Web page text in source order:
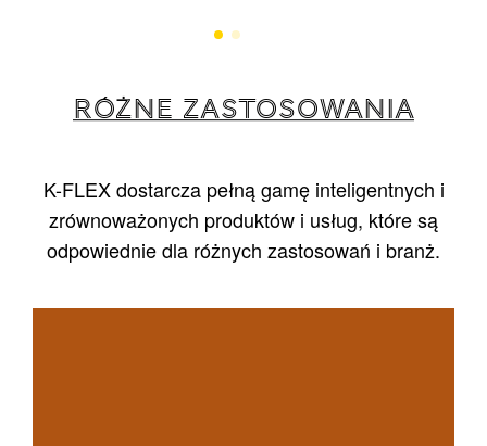
RÓŻNE ZASTOSOWANIA
K-FLEX dostarcza pełną gamę inteligentnych i
zrównoważonych produktów i usług, które są
odpowiednie dla różnych zastosowań i branż.